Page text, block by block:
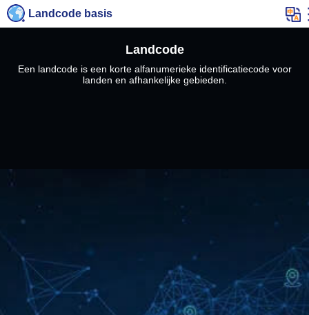
Landcode basis
Landcode
Een landcode is een korte alfanumerieke identificatiecode voor
landen en afhankelijke gebieden.